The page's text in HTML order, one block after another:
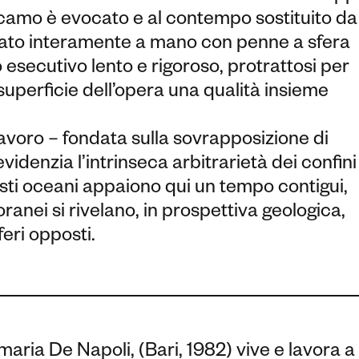
è evocato e al contempo sostituito da
interamente a mano con penne a sfera
lento e rigoroso, protrattosi per
dell’opera una qualità insieme
– fondata sulla sovrapposizione di
l’intrinseca arbitrarietà dei confini
oceani appaiono qui un tempo contigui,
si rivelano, in prospettiva geologica,
opposti.
De Napoli, (Bari, 1982) vive e lavora a